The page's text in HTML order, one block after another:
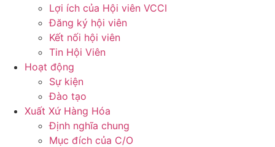
Lợi ích của Hội viên VCCI
Đăng ký hội viên
Kết nối hội viên
Tin Hội Viên
Hoạt động
Sự kiện
Đào tạo
Xuất Xứ Hàng Hóa
Định nghĩa chung
Mục đích của C/O